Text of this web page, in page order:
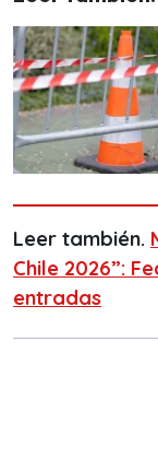
Leer también.
Chile 2026”:
entradas